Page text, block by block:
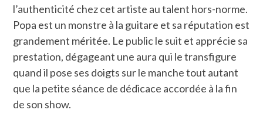
l’authenticité chez cet artiste au talent hors-norme.
Popa est un monstre à la guitare et sa réputation est
grandement méritée. Le public le suit et apprécie sa
prestation, dégageant une aura qui le transfigure
quand il pose ses doigts sur le manche tout autant
que la petite séance de dédicace accordée à la fin
de son show.